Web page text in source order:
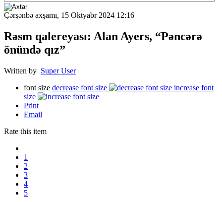
Çərşənbə axşamı, 15 Oktyabr 2024 12:16
Rəsm qalereyası: Alan Ayers, “Pəncərə
önündə qız”
Written by Super User
font size decrease font size
increase font
size
Print
Email
Rate this item
1
2
3
4
5